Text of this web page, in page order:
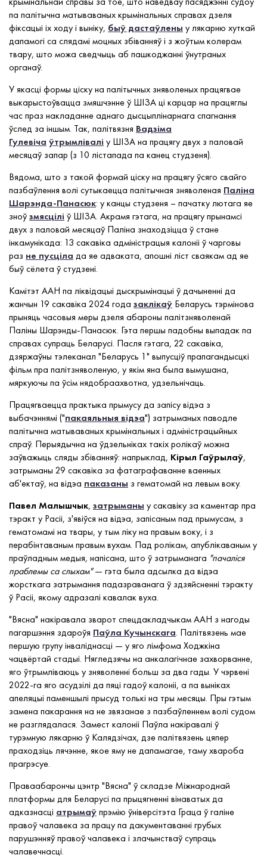
па палітычна матываваных крымінальных справах дзеля
фіксацыі іх ходу і выніку, быў дастаўлены у лякарню хуткай
дапамогі са слядамі моцных збіванняў і з жоўтым колерам
твару, што можа сведчыць аб пашкоджанні ўнутраных
органаў.
У якасці формы ціску на палітычных зняволеных працягвае
выкарыстоўвацца змяшчэнне ў ШІЗА ці карцар на працяглы
час праз накладанне аднаго дысцыплінарнага спагнання
ўслед за іншым. Так, палітвязня Вадзіма
Гулевіча ўтрымлівалі у ШІЗА на працягу двух з паловай
месяцаў запар (з 10 лістапада па канец студзеня).
Вядома, што з такой формай ціску на працягу ўсяго свайго
пазбаўлення волі сутыкаецца палітычная зняволеная Паліна
Шарэнда-Панасюк: у канцы студзеня – пачатку лютага яе
зноўзмясцілі ў ШІЗА. Акрамя гэтага, на працягу прынамсі
двух з паловай месяцаў Паліна знаходзіцца ў стане
інкамунікада: 13 сакавіка адміністрацыя калоніі ў чарговы
раз не пусціла да яе адваката, апошні ліст сваякам ад яе
быў сёлета ў студзені.
Камітэт ААН па ліквідацыі дыскрымінацыі ў дачыненні да
жанчын 19 сакавіка 2024 года заклікаў Беларусь тэрмінова
прыняць часовыя меры дзеля абароны палітзняволенай
Паліны Шарэнды-Панасюк. Гэта першы падобны выпадак па
справах супраць Беларусі. Пасля гэтага, 22 сакавіка,
дзяржаўны тэлеканал "Беларусь 1" выпусціў прапагандысцкі
фільм пра палітзняволеную, у якім яна была вымушана,
мяркуючы па ўсім нядобраахвотна, удзельнічаць.
Працягваецца практыка прымусу да запісу відэа з
выбачэннямі ("пакаяльныя відэа‎") затрыманых паводле
палітычна матываваных крымінальных і адміністрацыйных
спраў. Перыядычна на ўдзельніках такіх ролікаў можна
заўважыць сляды збіванняў: напрыклад, Кірыл Гаўрылаў,
затрыманы 29 сакавіка за фатаграфаванне ваенных
аб'ектаў, на відэа паказаны з гематомай на левым воку.
Павел Малышчык, затрыманы у сакавіку за каментар пра
тэракт у Расіі, з'явіўся на відэа, запісаным пад прымусам, з
гематомамі на твары, у тым ліку на правым воку, і з
перабінтаваным правым вухам. Пад ролікам, апублікаваным у
праўладным медыя, напісана, што ў затрыманага "пачаліся
праблемы са слыхам" — гэта была адсылка да відэа
жорсткага затрымання падазраванага ў здзяйсненні тэракту
ў Расіі, якому адразалі кавалак вуха.
"Вясна" накіравала зварот спецдакладчыкам ААН з нагоды
пагаршэння здароўя Паўла Кучынскага. Палітвязень мае
першую групу інваліднасці — у яго лімфома Ходжкіна
чацвёртай стадыі. Нягледзячы на анкалагічнае захворванне,
яго ўтрымліваюць у зняволенні больш за два гады. У чэрвені
2022-га яго асудзілі да пяці гадоў калоніі, а па выніках
апеляцыі паменшылі прысуд толькі на тры месяцы. Пры гэтым
замена пакарання на не звязанае з пазбаўленнем волі судом
не разглядалася. Замест калоніі Паўла накіравалі ў
турэмную лякарню ў Калядзічах, дзе палітвязень цяпер
праходзіць лячэнне, якое яму не дапамагае, таму хвароба
прагрэсуе.
Праваабарончы цэнтр "Вясна" ў складзе Міжнароднай
платформы для Беларусі па прыцягненні вінаватых да
адказнасці атрымаўпрэмію ўніверсітэта Граца ў галіне
правоў чалавека за працу па дакументаванні грубых
парушэнняў правоў чалавека і злачынстваў супраць
чалавечнасці.